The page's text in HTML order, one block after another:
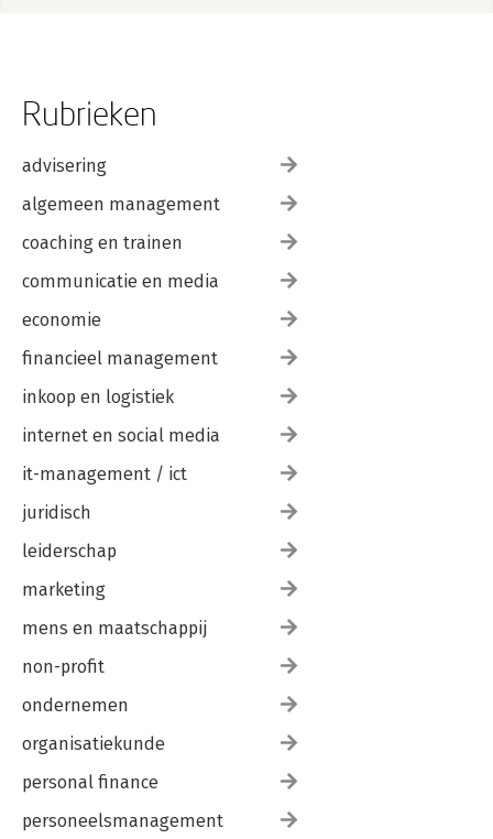
Rubrieken
advisering
algemeen management
coaching en trainen
communicatie en media
economie
financieel management
inkoop en logistiek
internet en social media
it-management / ict
juridisch
leiderschap
marketing
mens en maatschappij
non-profit
ondernemen
organisatiekunde
personal finance
personeelsmanagement